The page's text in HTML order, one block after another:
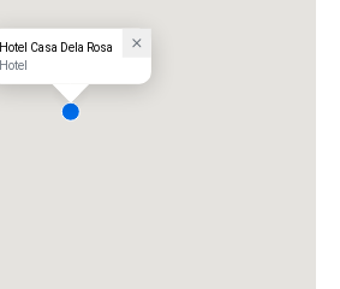
Hotel Casa Dela Rosa
Hotel